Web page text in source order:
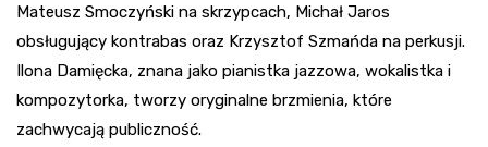
Mateusz Smoczyński na skrzypcach, Michał Jaros
obsługujący kontrabas oraz Krzysztof Szmańda na perkusji.
Ilona Damięcka, znana jako pianistka jazzowa, wokalistka i
kompozytorka, tworzy oryginalne brzmienia, które
zachwycają publiczność.